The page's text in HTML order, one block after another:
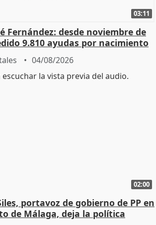
03:11
Fernández: desde noviembre de
9.810 ayudas por nacimiento
04/08/2026
02:00
portavoz de gobierno de PP en
de Málaga, deja la política